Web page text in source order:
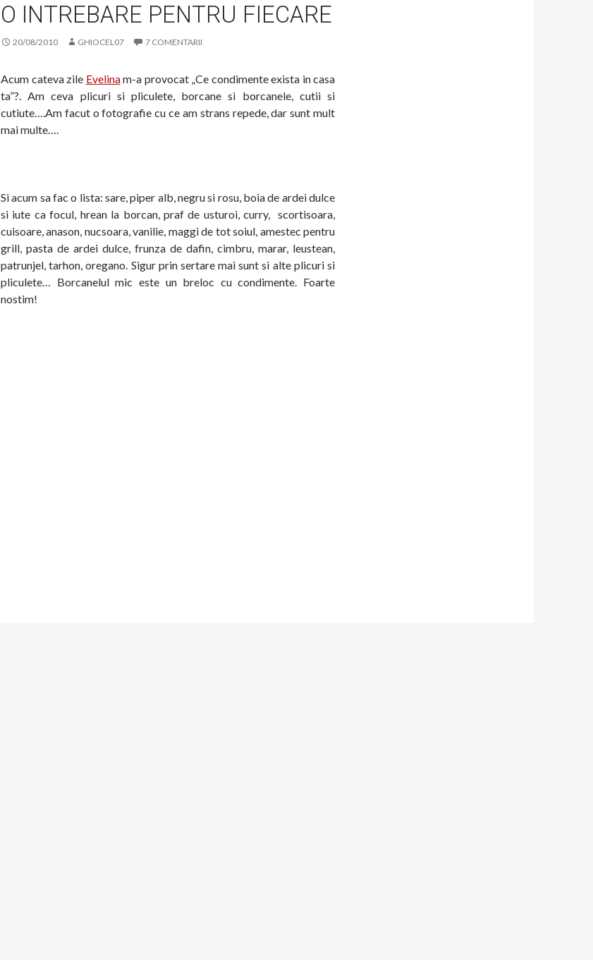
O INTREBARE PENTRU FIECARE
20/08/2010 GHIOCEL07 7 COMENTARII
Acum cateva zile Evelinam-a provocat „Ce condimente exista in casa
ta”?. Am ceva plicuri si pliculete, borcane si borcanele, cutii si
cutiute….Am facut o fotografie cu ce am strans repede, dar sunt mult
mai multe….
Si acum sa fac o lista: sare, piper alb, negru si rosu, boia de ardei dulce
si iute ca focul, hrean la borcan, praf de usturoi, curry, scortisoara,
cuisoare, anason, nucsoara, vanilie, maggi de tot soiul, amestec pentru
grill, pasta de ardei dulce, frunza de dafin, cimbru, marar, leustean,
patrunjel, tarhon, oregano. Sigur prin sertare mai sunt si alte plicuri si
pliculete… Borcanelul mic este un breloc cu condimente. Foarte
nostim!